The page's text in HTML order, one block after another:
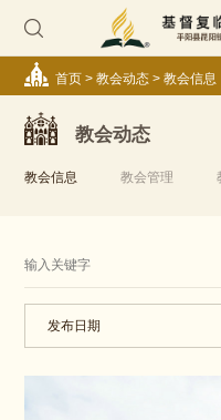
首页> 教会动态> 教会信息
教会动态
教会信息 教会管理
发布日期